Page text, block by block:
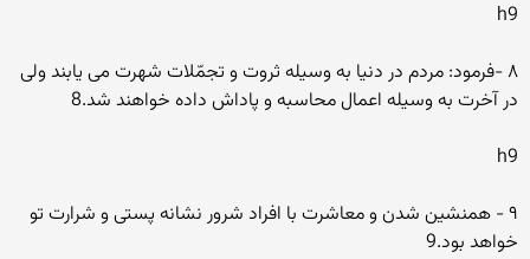
h9
۸ -فرمود: مردم در دنیا به وسیله ثروت و تجمّلات شهرت مى یابند ولى
در آخرت به وسیله اعمال محاسبه و پاداش داده خواهند شد.8
h9
۹ - همنشین شدن و معاشرت با افراد شرور نشانه پستى و شرارت تو
خواهد بود.9